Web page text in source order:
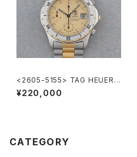
<2605-5155> TAG HEUER 2
000 Chronograph
¥220,000
CATEGORY